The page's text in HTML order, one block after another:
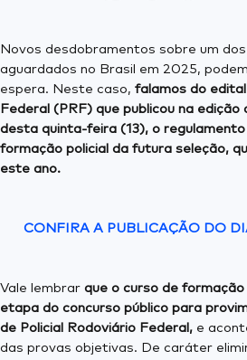
Novos desdobramentos sobre um
aguardados no Brasil em 2025,
espera. Neste caso, falamos do
Federal (PRF) que publicou na
desta quinta-feira (13), o
formação policial da futura seleção,
este ano.
CONFIRA A PUBLICAÇÃO DO
Vale lembrar que o curso de formação
etapa do concurso público para
de Policial Rodoviário Federal, e
das provas objetivas. De caráter